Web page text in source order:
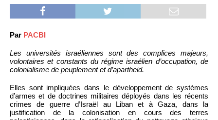
Par PACBI
Les universités israéliennes sont des complices majeurs,
volontaires et constants du régime israélien d’occupation, de
colonialisme de peuplement et d’apartheid.
Elles sont impliquées dans le développement de systèmes
d’armes et de doctrines militaires déployés dans les récents
crimes de guerre d’Israël au Liban et à Gaza, dans la
justification de la colonisation en cours des terres